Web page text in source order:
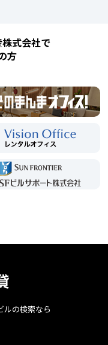
式会社で
方
ルの検索なら